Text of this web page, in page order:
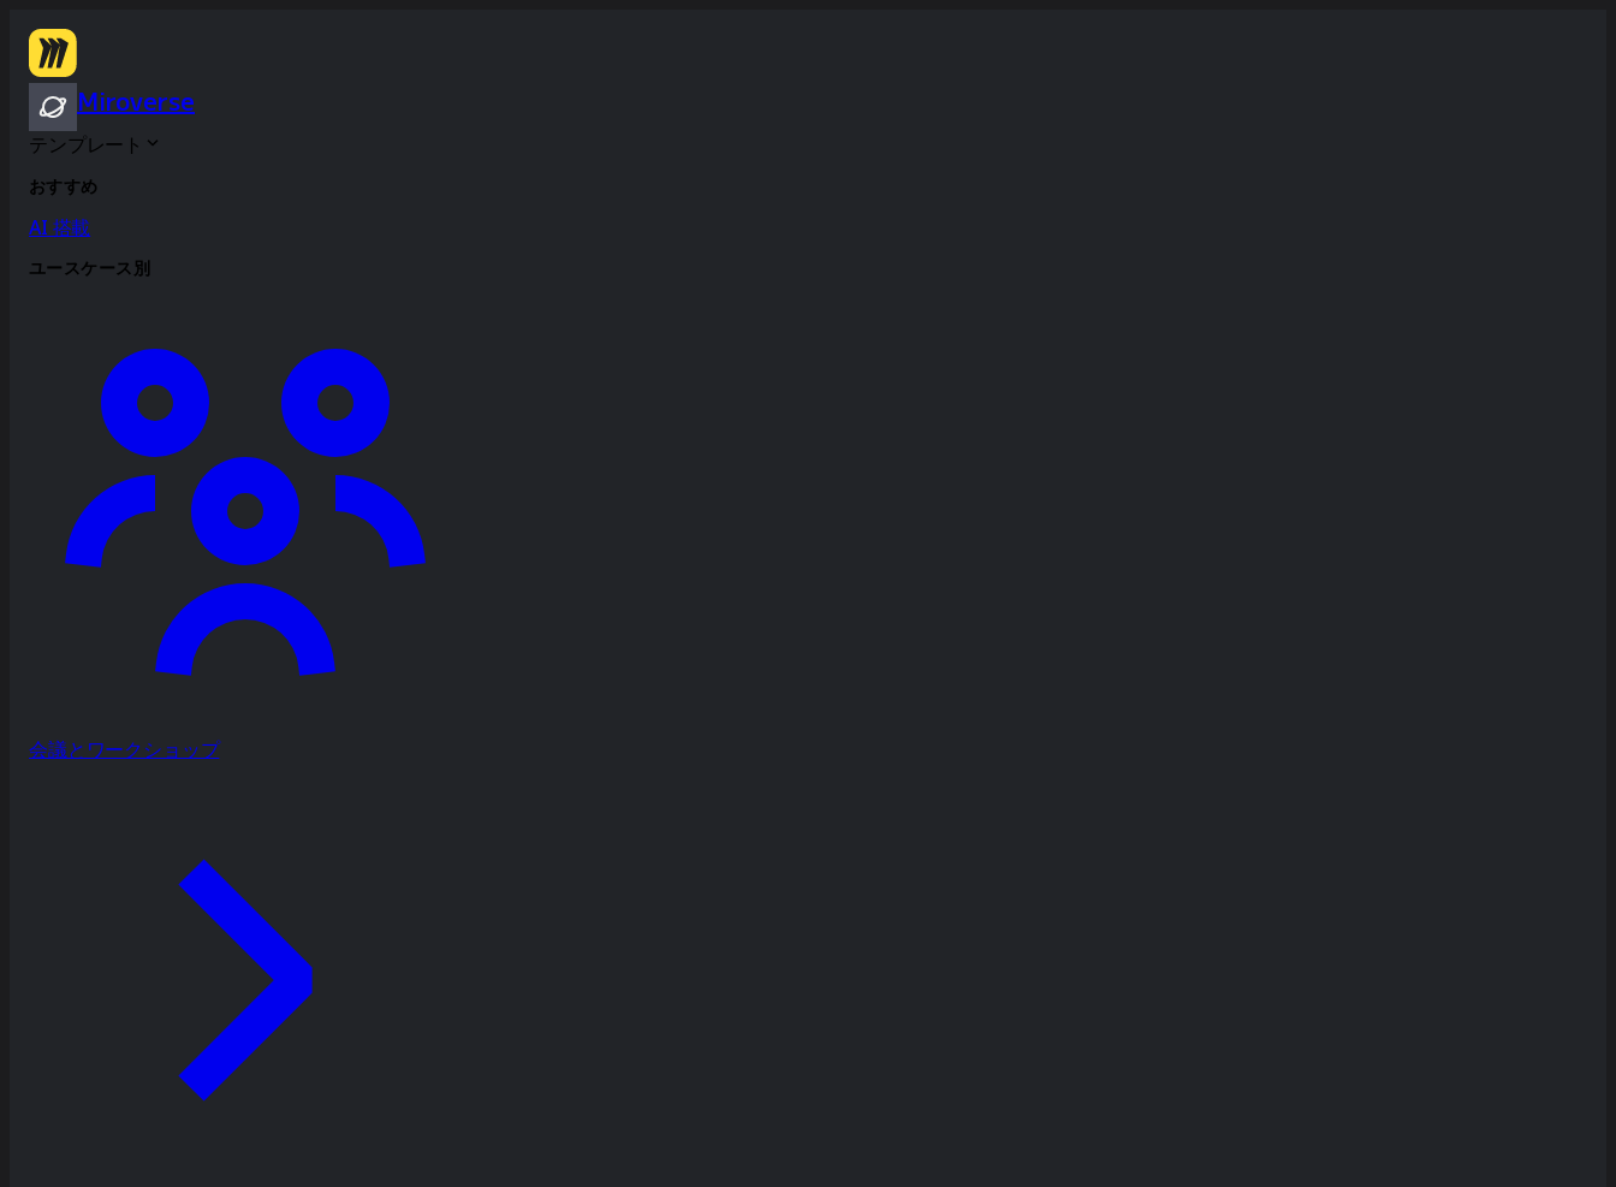
Miroverse
テンプレート
おすすめ
AI 搭載
ユースケース別
会議とワークショップ